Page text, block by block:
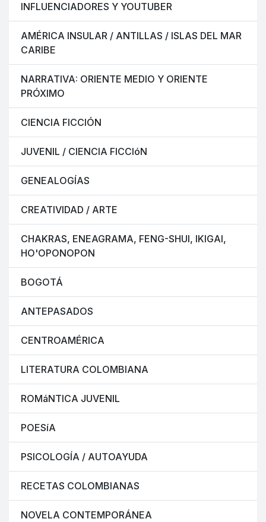
INFLUENCIADORES Y YOUTUBER
AMÉRICA INSULAR / ANTILLAS / ISLAS DEL MAR
CARIBE
NARRATIVA: ORIENTE MEDIO Y ORIENTE
PRÓXIMO
CIENCIA FICCIÓN
JUVENIL / CIENCIA FICCIóN
GENEALOGÍAS
CREATIVIDAD / ARTE
CHAKRAS, ENEAGRAMA, FENG-SHUI, IKIGAI,
HO'OPONOPON
BOGOTÁ
ANTEPASADOS
CENTROAMÉRICA
LITERATURA COLOMBIANA
ROMáNTICA JUVENIL
POESíA
PSICOLOGÍA / AUTOAYUDA
RECETAS COLOMBIANAS
NOVELA CONTEMPORÁNEA